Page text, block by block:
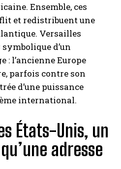
Ensemble, ces
et redistribuent une
Versailles
d’un
: l’ancienne Europe
parfois contre son
d’une puissance
international.
États-Unis, un
adresse